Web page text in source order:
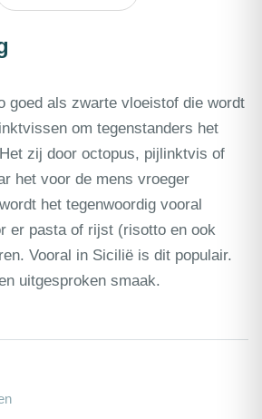
goed als zwarte vloeistof die wordt
om tegenstanders het
zij door octopus, pijlinktvis of
het voor de mens vroeger
het tegenwoordig vooral
er pasta of rijst (risotto en ook
Vooral in Sicilië is dit populair.
uitgesproken smaak.